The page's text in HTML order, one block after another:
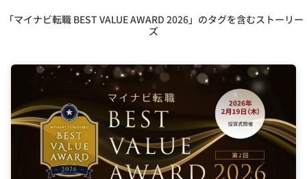
「マイナビ転職 BEST VALUE AWARD 2026」のタグを含むストーリー
ズ